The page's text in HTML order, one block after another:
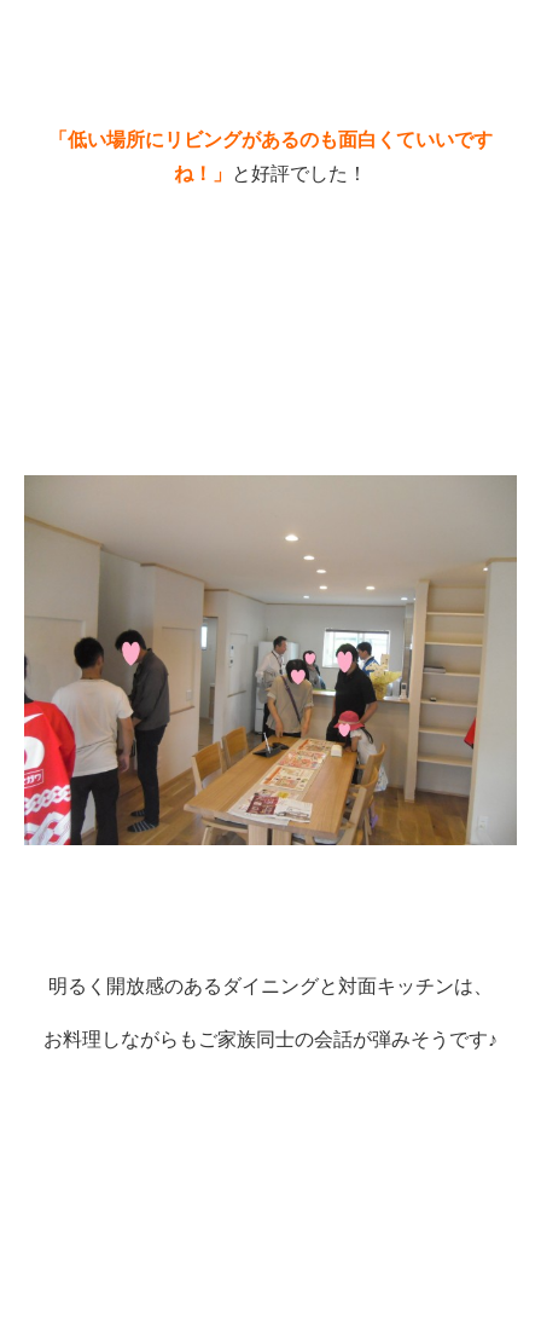
「低い場所にリビングがあるのも面白くていいです
ね！」 と好評でした！
明るく開放感のあるダイニングと対面キッチンは、
お料理しながらもご家族同士の会話が弾みそうです♪